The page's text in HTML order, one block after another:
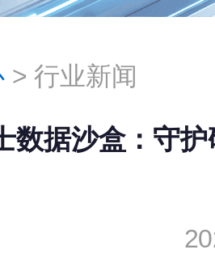
>行业新闻
数据沙盒：守